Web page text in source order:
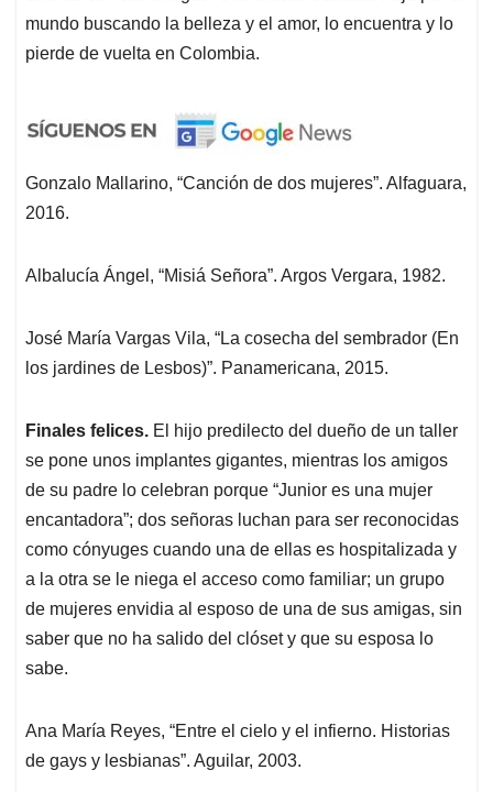
mundo buscando la belleza y el amor, lo encuentra y lo
pierde de vuelta en Colombia.
Gonzalo Mallarino, “Canción de dos mujeres”. Alfaguara,
2016.
Albalucía Ángel, “Misiá Señora”. Argos Vergara, 1982.
José María Vargas Vila, “La cosecha del sembrador (En
los jardines de Lesbos)”. Panamericana, 2015.
Finales felices. El hijo predilecto del dueño de un taller
se pone unos implantes gigantes, mientras los amigos
de su padre lo celebran porque “Junior es una mujer
encantadora”; dos señoras luchan para ser reconocidas
como cónyuges cuando una de ellas es hospitalizada y
a la otra se le niega el acceso como familiar; un grupo
de mujeres envidia al esposo de una de sus amigas, sin
saber que no ha salido del clóset y que su esposa lo
sabe.
Ana María Reyes, “Entre el cielo y el infierno. Historias
de gays y lesbianas”. Aguilar, 2003.